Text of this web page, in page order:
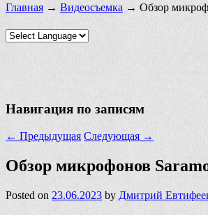
Главная → Видеосъемка → Обзор
Навигация по записям
← Предыдущая Следующая →
Обзор микрофонов
Posted on 23.06.2023 by Дмитрий